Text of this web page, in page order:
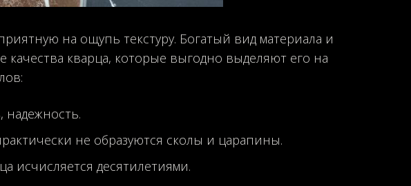
на ощупь текстуру. Богатый вид материала и
кварца, которые выгодно выделяют его на
надежность.
не образуются сколы и царапины.
исчисляется десятилетиями.